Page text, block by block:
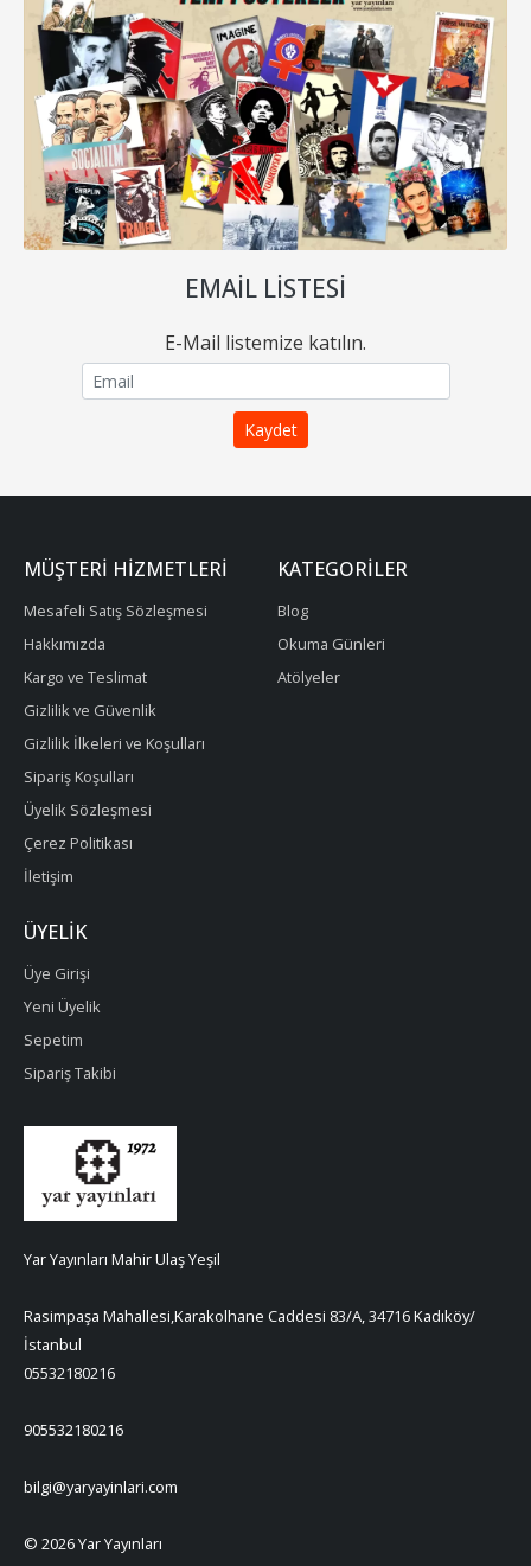
EMAIL LISTESI
E-Mail listemize katılın.
MÜŞTERI HIZMETLERI
Mesafeli Satış Sözleşmesi
Hakkımızda
Kargo ve Teslimat
Gizlilik ve Güvenlik
Gizlilik İlkeleri ve Koşulları
Sipariş Koşulları
Üyelik Sözleşmesi
Çerez Politikası
İletişim
KATEGORILER
Blog
Okuma Günleri
Atölyeler
ÜYELIK
Üye Girişi
Yeni Üyelik
Sepetim
Sipariş Takibi
Yar Yayınları Mahir Ulaş Yeşil
Rasimpaşa Mahallesi,Karakolhane Caddesi 83/A, 34716 Kadıköy/
İstanbul
05532180216
905532180216
bilgi@yaryayinlari.com
© 2026 Yar Yayınları